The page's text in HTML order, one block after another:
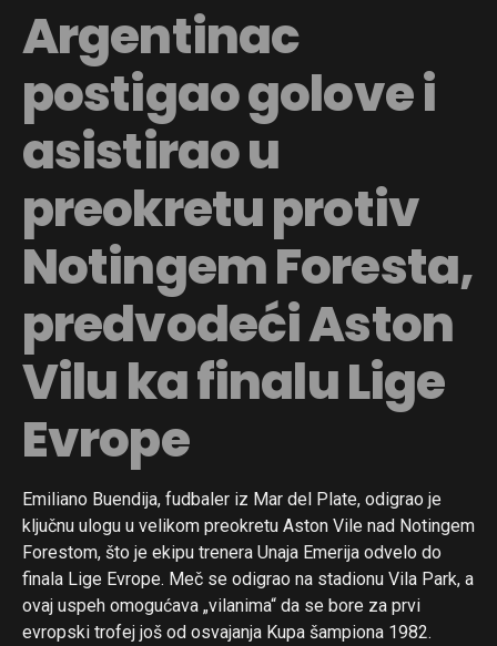
Argentinac
postigao golove i
asistirao u
preokretu protiv
Notingem Foresta,
predvodeći Aston
Vilu ka finalu Lige
Evrope
Emiliano Buendija, fudbaler iz Mar del Plate, odigrao je
ključnu ulogu u velikom preokretu Aston Vile nad Notingem
Forestom, što je ekipu trenera Unaja Emerija odvelo do
finala Lige Evrope. Meč se odigrao na stadionu Vila Park, a
ovaj uspeh omogućava „vilanima“ da se bore za prvi
evropski trofej još od osvajanja Kupa šampiona 1982.